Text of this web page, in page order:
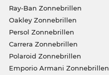
Ray-Ban Zonnebrillen
Oakley Zonnebrillen
Persol Zonnebrillen
Carrera Zonnebrillen
Polaroid Zonnebrillen
Emporio Armani Zonnebrillen